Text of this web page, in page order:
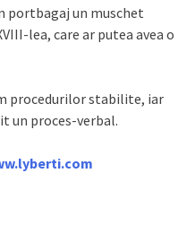
portbagaj un muschet
lea, care ar putea avea o
procedurilor stabilite, iar
un proces-verbal.